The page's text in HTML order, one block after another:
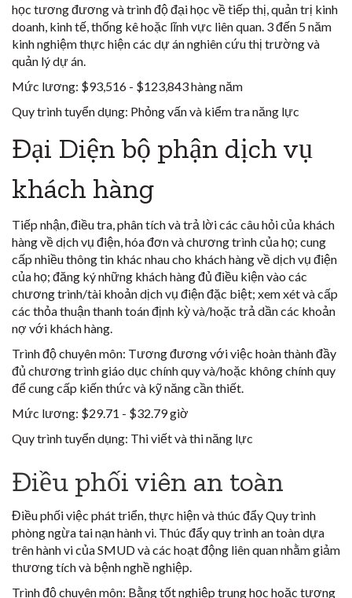
học tương đương và trình độ đại học về tiếp thị, quản trị kinh
doanh, kinh tế, thống kê hoặc lĩnh vực liên quan. 3 đến 5 năm
kinh nghiệm thực hiện các dự án nghiên cứu thị trường và
quản lý dự án.
Mức lương: $93,516 - $123,843 hàng năm
Quy trình tuyển dụng: Phỏng vấn và kiểm tra năng lực
Đại Diện bộ phận dịch vụ
khách hàng
Tiếp nhận, điều tra, phân tích và trả lời các câu hỏi của khách
hàng về dịch vụ điện, hóa đơn và chương trình của họ; cung
cấp nhiều thông tin khác nhau cho khách hàng về dịch vụ điện
của họ; đăng ký những khách hàng đủ điều kiện vào các
chương trình/tài khoản dịch vụ điện đặc biệt; xem xét và cấp
các thỏa thuận thanh toán định kỳ và/hoặc trả dần các khoản
nợ với khách hàng.
Trình độ chuyên môn: Tương đương với việc hoàn thành đầy
đủ chương trình giáo dục chính quy và/hoặc không chính quy
để cung cấp kiến thức và kỹ năng cần thiết.
Mức lương: $29.71 - $32.79 giờ
Quy trình tuyển dụng: Thi viết và thi năng lực
Điều phối viên an toàn
Điều phối việc phát triển, thực hiện và thúc đẩy Quy trình
phòng ngừa tai nạn hành vi. Thúc đẩy quy trình an toàn dựa
trên hành vi của SMUD và các hoạt động liên quan nhằm giảm
thương tích và bệnh nghề nghiệp.
Trình độ chuyên môn: Bằng tốt nghiệp trung học hoặc tương